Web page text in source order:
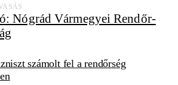
számolt fel a rendőrség